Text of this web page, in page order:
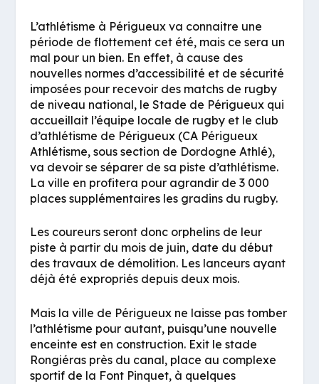
L’athlétisme à Périgueux va connaitre une
période de flottement cet été, mais ce sera un
mal pour un bien. En effet, à cause des
nouvelles normes d’accessibilité et de sécurité
imposées pour recevoir des matchs de rugby
de niveau national, le Stade de Périgueux qui
accueillait l’équipe locale de rugby et le club
d’athlétisme de Périgueux (CA Périgueux
Athlétisme, sous section de Dordogne Athlé),
va devoir se séparer de sa piste d’athlétisme.
La ville en profitera pour agrandir de 3 000
places supplémentaires les gradins du rugby.
Les coureurs seront donc orphelins de leur
piste à partir du mois de juin, date du début
des travaux de démolition. Les lanceurs ayant
déjà été expropriés depuis deux mois.
Mais la ville de Périgueux ne laisse pas tomber
l’athlétisme pour autant, puisqu’une nouvelle
enceinte est en construction. Exit le stade
Rongiéras près du canal, place au complexe
sportif de la Font Pinquet, à quelques